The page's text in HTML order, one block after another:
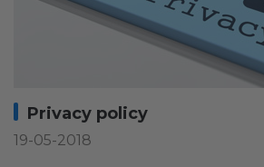
Privacy policy
19-05-2018